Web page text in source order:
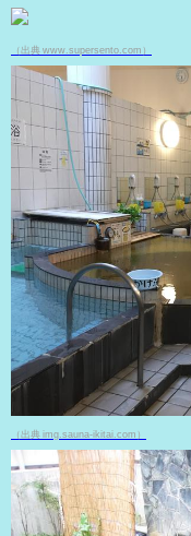
（出典 www.supersento.com）
（出典 img.sauna-ikitai.com）